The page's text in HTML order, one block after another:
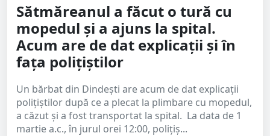
Sătmăreanul a făcut o tură cu
mopedul și a ajuns la spital.
Acum are de dat explicații și în
fața polițiștilor
Un bărbat din Dindești are acum de dat explicații
polițiștilor după ce a plecat la plimbare cu mopedul,
a căzut și a fost transportat la spital. La data de 1
martie a.c., în jurul orei 12:00, polițiș...